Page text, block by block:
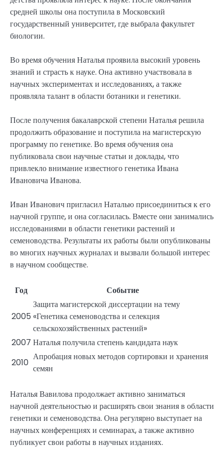
средней школы она поступила в Московский
государственный университет, где выбрала факультет
биологии.
Во время обучения Наталья проявила высокий уровень
знаний и страсть к науке. Она активно участвовала в
научных экспериментах и исследованиях, а также
проявляла талант в области ботаники и генетики.
После получения бакалаврской степени Наталья решила
продолжить образование и поступила на магистерскую
программу по генетике. Во время обучения она
публиковала свои научные статьи и доклады, что
привлекло внимание известного генетика Ивана
Ивановича Иванова.
Иван Иванович пригласил Наталью присоединиться к его
научной группе, и она согласилась. Вместе они занимались
исследованиями в области генетики растений и
семеноводства. Результаты их работы были опубликованы
во многих научных журналах и вызвали большой интерес
в научном сообществе.
Год Событие
2005
Защита магистерской диссертации на тему
«Генетика семеноводства и селекция
сельскохозяйственных растений»
2007 Наталья получила степень кандидата наук
2010
Апробация новых методов сортировки и хранения
семян
Наталья Вавилова продолжает активно заниматься
научной деятельностью и расширять свои знания в области
генетики и семеноводства. Она регулярно выступает на
научных конференциях и семинарах, а также активно
публикует свои работы в научных изданиях.